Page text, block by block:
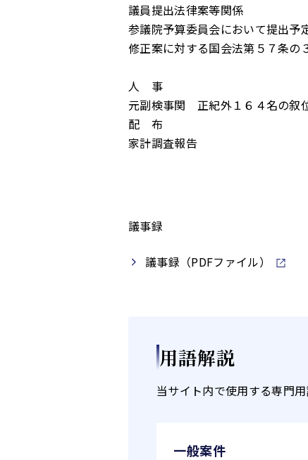
議員提出法律案等関係
参議院予算委員会において提出予
修正案に対する国会法第５７条の
人 事
元副検事関 正紀外１６４名の叙
配 布
家計調査報告
議事録
議事録（PDFファイル）
用語解説
当サイト内で使用する専門
一般案件